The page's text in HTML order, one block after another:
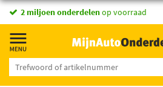
2 miljoen onderdelenop voorraad